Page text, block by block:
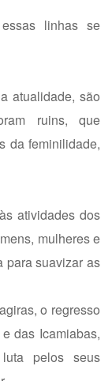
linhas se
atualidade, são
ruins, que
da feminilidade,
atividades dos
mulheres e
para suavizar as
o regresso
das Icamiabas,
luta pelos seus